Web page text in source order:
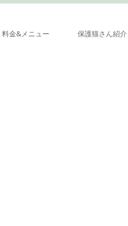
料金&メニュー 保護猫さん紹介